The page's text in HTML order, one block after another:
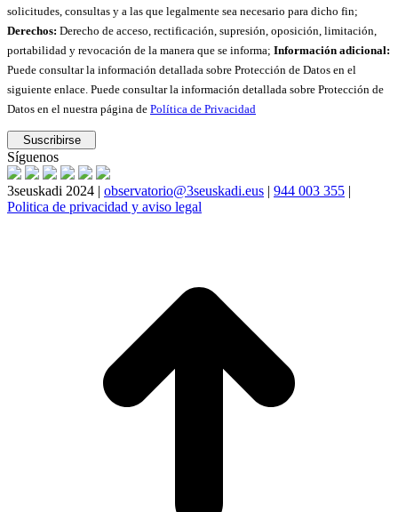
solicitudes, consultas y a las que legalmente sea necesario para dicho fin;
Derechos: Derecho de acceso, rectificación, supresión, oposición, limitación,
portabilidad y revocación de la manera que se informa; Información adicional:
Puede consultar la información detallada sobre Protección de Datos en el
siguiente enlace. Puede consultar la información detallada sobre Protección de
Datos en el nuestra página de Política de Privacidad
Síguenos
3seuskadi 2024 | observatorio@3seuskadi.eus | 944 003 355 |
Politica de privacidad y aviso legal